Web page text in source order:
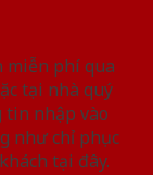
miễn phí qua
tại nhà quý
tin nhập vào
như chỉ phục
tại đây.